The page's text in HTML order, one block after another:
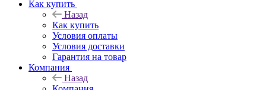
Как купить
Назад
Как купить
Условия оплаты
Условия доставки
Гарантия на товар
Компания
Назад